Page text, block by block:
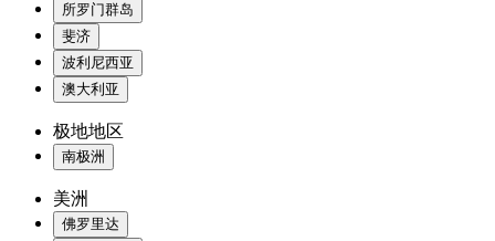
所罗门群岛
斐济
波利尼西亚
澳大利亚
极地地区
南极洲
美洲
佛罗里达